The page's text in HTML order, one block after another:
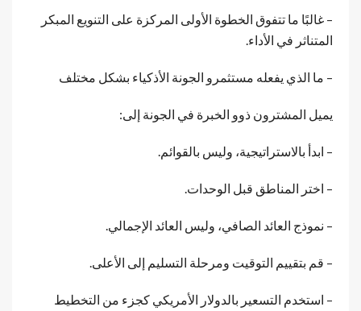
– غالبًا ما تتفوق الخطوة الأولى المركزة على التنويع المبكر
المتناثر في الأداء.
– ما الذي يفعله مستثمرو الجونة الأذكياء بشكل مختلف
يميل المشترون ذوو الخبرة في الجونة إلى:
– ابدأ بالاستراتيجية، وليس بالقوائم.
– اختر المناطق قبل الوحدات.
– نموذج العائد الصافي، وليس العائد الإجمالي.
– قم بتقييم التوقيت ومرحلة التسليم إلى الأعلى.
– استخدم التسعير بالدولار الأمريكي كجزء من التخطيط